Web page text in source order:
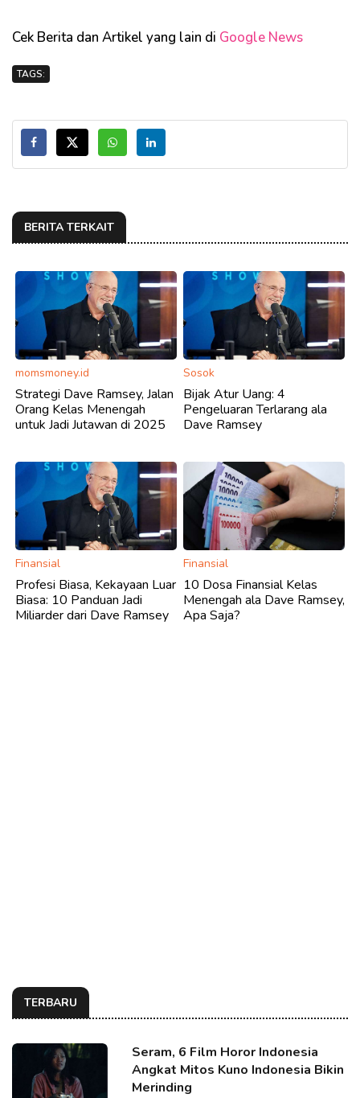
Cek Berita dan Artikel yang lain di Google News
TAGS:
BERITA TERKAIT
momsmoney.id
Strategi Dave Ramsey, Jalan
Orang Kelas Menengah
untuk Jadi Jutawan di 2025
Sosok
Bijak Atur Uang: 4
Pengeluaran Terlarang ala
Dave Ramsey
Finansial
Profesi Biasa, Kekayaan Luar
Biasa: 10 Panduan Jadi
Miliarder dari Dave Ramsey
Finansial
10 Dosa Finansial Kelas
Menengah ala Dave Ramsey,
Apa Saja?
TERBARU
Seram, 6 Film Horor Indonesia
Angkat Mitos Kuno Indonesia Bikin
Merinding